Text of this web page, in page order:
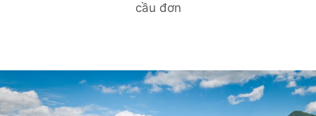
cầu đơn